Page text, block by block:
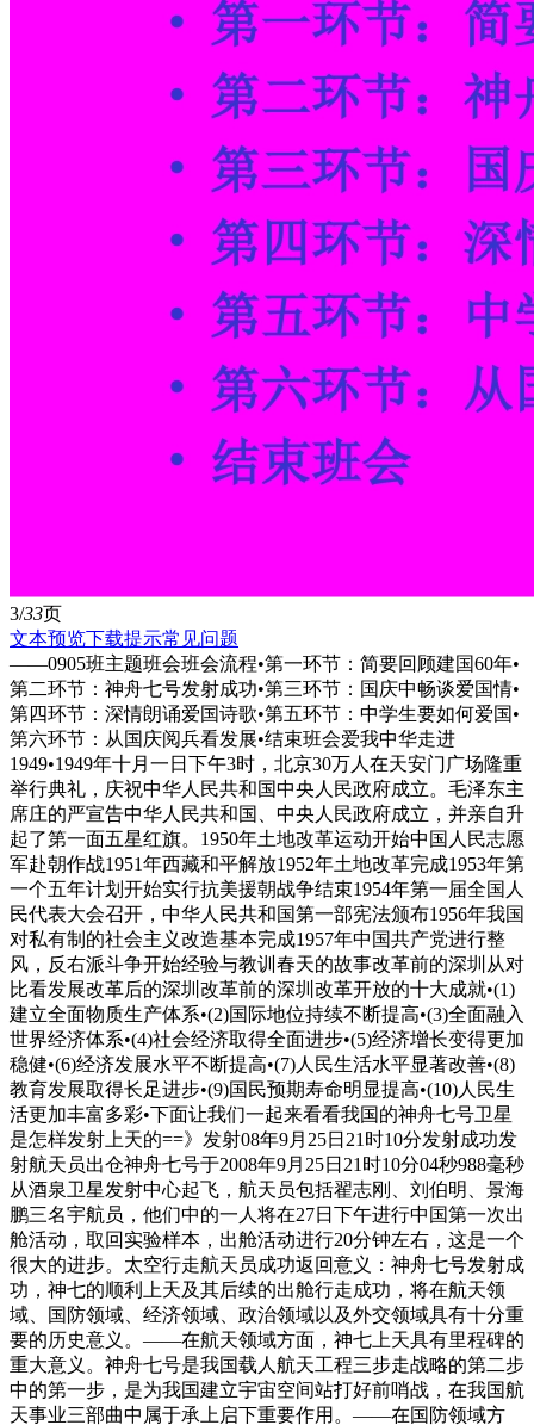
3/33页
文本预览下载提示常见问题
——0905班主题班会班会流程•第一环节：简要回顾建国60年•
第二环节：神舟七号发射成功•第三环节：国庆中畅谈爱国情•
第四环节：深情朗诵爱国诗歌•第五环节：中学生要如何爱国•
第六环节：从国庆阅兵看发展•结束班会爱我中华走进
1949•1949年十月一日下午3时，北京30万人在天安门广场隆重
举行典礼，庆祝中华人民共和国中央人民政府成立。毛泽东主
席庄的严宣告中华人民共和国、中央人民政府成立，并亲自升
起了第一面五星红旗。1950年土地改革运动开始中国人民志愿
军赴朝作战1951年西藏和平解放1952年土地改革完成1953年第
一个五年计划开始实行抗美援朝战争结束1954年第一届全国人
民代表大会召开，中华人民共和国第一部宪法颁布1956年我国
对私有制的社会主义改造基本完成1957年中国共产党进行整
风，反右派斗争开始经验与教训春天的故事改革前的深圳从对
比看发展改革后的深圳改革前的深圳改革开放的十大成就•(1)
建立全面物质生产体系•(2)国际地位持续不断提高•(3)全面融入
世界经济体系•(4)社会经济取得全面进步•(5)经济增长变得更加
稳健•(6)经济发展水平不断提高•(7)人民生活水平显著改善•(8)
教育发展取得长足进步•(9)国民预期寿命明显提高•(10)人民生
活更加丰富多彩•下面让我们一起来看看我国的神舟七号卫星
是怎样发射上天的==》发射08年9月25日21时10分发射成功发
射航天员出仓神舟七号于2008年9月25日21时10分04秒988毫秒
从酒泉卫星发射中心起飞，航天员包括翟志刚、刘伯明、景海
鹏三名宇航员，他们中的一人将在27日下午进行中国第一次出
舱活动，取回实验样本，出舱活动进行20分钟左右，这是一个
很大的进步。太空行走航天员成功返回意义：神舟七号发射成
功，神七的顺利上天及其后续的出舱行走成功，将在航天领
域、国防领域、经济领域、政治领域以及外交领域具有十分重
要的历史意义。——在航天领域方面，神七上天具有里程碑的
重大意义。神舟七号是我国载人航天工程三步走战略的第二步
中的第一步，是为我国建立宇宙空间站打好前哨战，在我国航
天事业三部曲中属于承上启下重要作用。——在国防领域方